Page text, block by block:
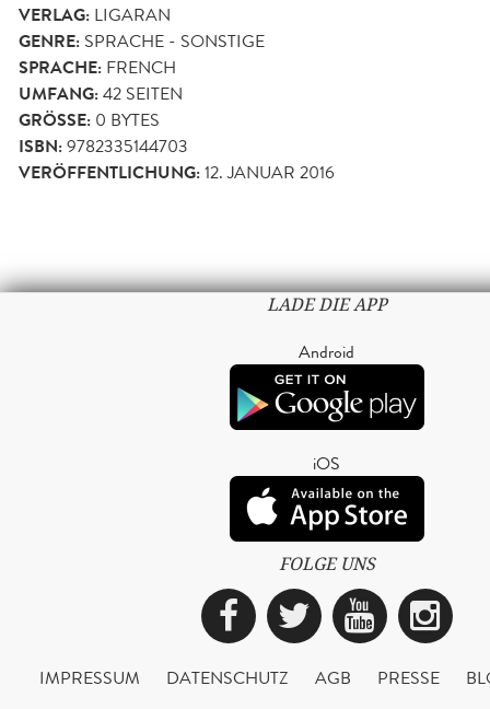
VERLAG: LIGARAN
GENRE: SPRACHE - SONSTIGE
SPRACHE: FRENCH
UMFANG:42 SEITEN
GRÖSSE: 0 BYTES
ISBN:9782335144703
VERÖFFENTLICHUNG:12. JANUAR 2016
LADE DIE APP
Android
iOS
FOLGE UNS
Facebook
Twitter
IMPRESSUM DATENSCHUTZ AGB PRESSE